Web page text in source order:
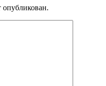
опубликован.